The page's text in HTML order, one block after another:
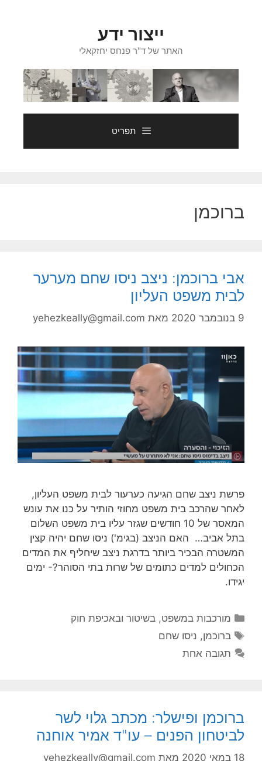
ייצור ידע
האתר של ד"ר פנחס יחזקאלי
תפריט
ברוכמן
אבי ברוכמן: ניצב ניסו שחם מערער
לבית משפט העליון
9 בנובמבר 2020 מאת yehezkeally@gmail.com
פרשת ניצב שחם הגיעה כערעור לבית משפט העליון,
לאחר שהרכב בית משפט מחוזי הותיר על כנו את עונש
המאסר של 10 חודשים שגזר עליו בית משפט השלום
בתל אביב… האם הניצב (בגימ') ניסו שחם יהיה קצין
המשטרה הבכיר ביותר בדרגת ניצב שיחליף את המדים
הכחולים למדים כתומים של שרות בתי הסוהר?- ימים
יגידו.
קטגוריות
מורכבות במשפט, בשיטור ובאכיפת חוק
תגיות
ברוכמן, ניסו שחם
תגובה אחת
ברוכמן ופישלר: מכתב גלוי לשר
לביטחון הפנים – עו"ד אמיר אוחנה
18 במאי 2020 מאת yehezkeally@gmail.com